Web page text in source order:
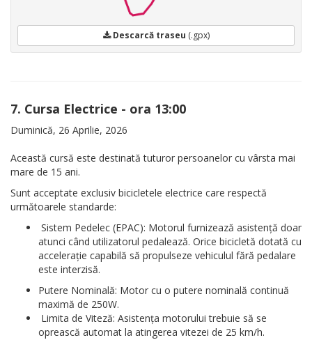
Descarcă traseu (.gpx)
7. Cursa Electrice - ora 13:00
Duminică, 26 Aprilie, 2026
Această cursă este destinată tuturor persoanelor cu vârsta mai
mare de 15 ani.
Sunt acceptate exclusiv bicicletele electrice care respectă
următoarele standarde:
Sistem Pedelec (EPAC): Motorul furnizează asistență doar
atunci când utilizatorul pedalează. Orice bicicletă dotată cu
accelerație capabilă să propulseze vehiculul fără pedalare
este interzisă.
Putere Nominală: Motor cu o putere nominală continuă
maximă de 250W.
Limita de Viteză: Asistența motorului trebuie să se
oprească automat la atingerea vitezei de 25 km/h.